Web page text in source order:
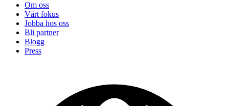
Om oss
Vårt fokus
Jobba hos oss
Bli partner
Blogg
Press